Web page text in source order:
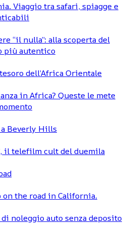
Viaggio tra safari, spiagge e
“il nulla”: alla scoperta del
più autentico
dell’Africa Orientale
in Africa? Queste le mete
Beverly Hills
il telefilm cult del duemila
on the road in California.
noleggio auto senza deposito